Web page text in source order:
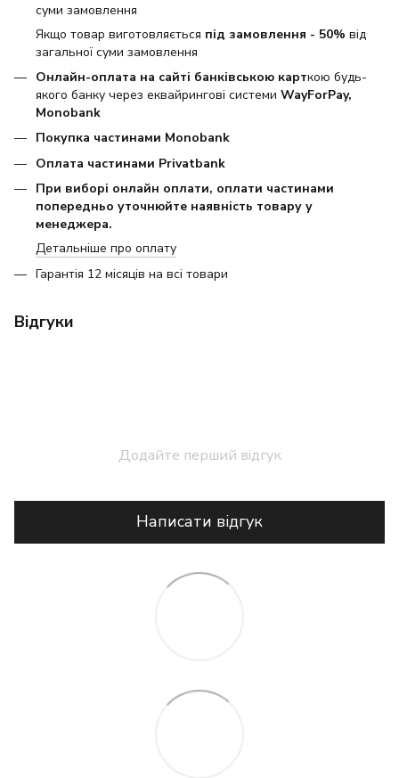
суми замовлення
Якщо товар виготовляється під замовлення - 50% від
загальної суми замовлення
Онлайн-оплата на сайті банківською карткою будь-
якого банку через еквайрингові системи WayForPay,
Monobank
Покупка частинами Monobank
Оплата частинами Privatbank
При виборі онлайн оплати, оплати частинами
попередньо уточнюйте наявність товару у
менеджера.
Детальніше про оплату
Гарантія 12 місяців на всі товари
Відгуки
Додайте перший відгук
Написати відгук